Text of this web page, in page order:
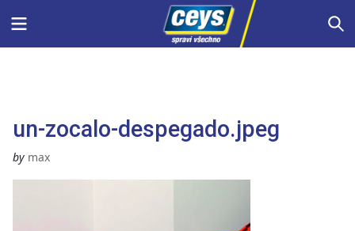
Menu
un-zocalo-despegado.jpeg
by max